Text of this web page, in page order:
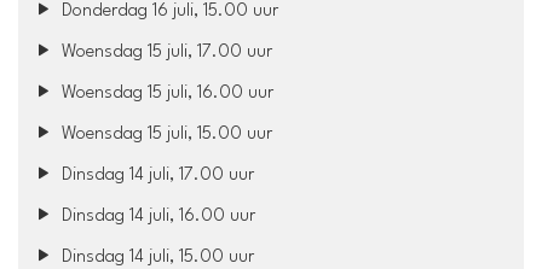
Donderdag 16 juli, 15.00 uur
Woensdag 15 juli, 17.00 uur
Woensdag 15 juli, 16.00 uur
Woensdag 15 juli, 15.00 uur
Dinsdag 14 juli, 17.00 uur
Dinsdag 14 juli, 16.00 uur
Dinsdag 14 juli, 15.00 uur